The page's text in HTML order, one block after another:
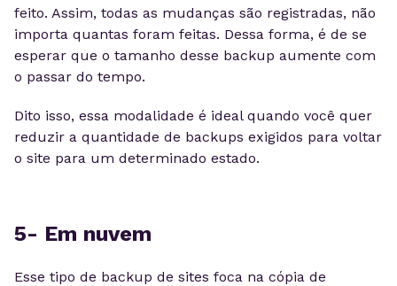
feito. Assim, todas as mudanças são registradas, não
importa quantas foram feitas. Dessa forma, é de se
esperar que o tamanho desse backup aumente com
o passar do tempo.
Dito isso, essa modalidade é ideal quando você quer
reduzir a quantidade de backups exigidos para voltar
o site para um determinado estado.
5- Em nuvem
Esse tipo de backup de sites foca na cópia de